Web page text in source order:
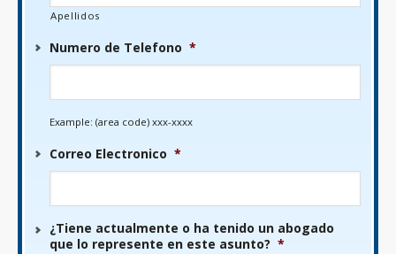
Apellidos
Numero de Telefono *
Example: (area code) xxx-xxxx
Correo Electronico *
¿Tiene actualmente o ha tenido un abogado
que lo represente en este asunto? *